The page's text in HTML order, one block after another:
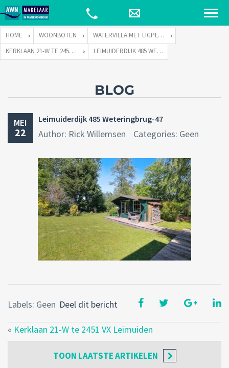
HOME WOONBOTEN
WATERVILLA MET LIGPLAATS
KERKLAAN 21-W TE 2451 VX LEIMUIDEN
LEIMUIDERDIJK 485 WETERINGBRUG-47
BLOG
MEI
22
Leimuiderdijk 485 Weteringbrug-47
Author: Rick Willemsen Categories: Geen
Deel dit bericht
Labels: Geen
« Kerklaan 21-W te 2451 VX Leimuiden
TOON LAATSTE ARTIKELEN